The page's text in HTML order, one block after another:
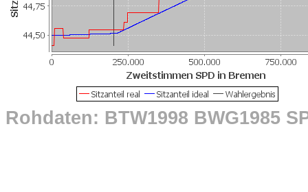
Rohdaten: BTW1998 BWG1985